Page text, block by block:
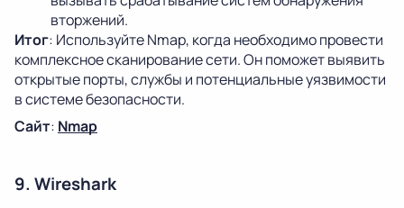
вторжений.
Итог: Используйте Nmap, когда необходимо провести
комплексное сканирование сети. Он поможет выявить
открытые порты, службы и потенциальные уязвимости
в системе безопасности.
Сайт: Nmap
9. Wireshark